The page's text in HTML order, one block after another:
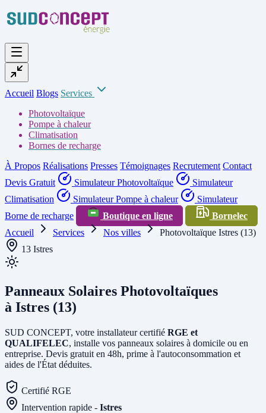
Accueil Blogs Services
Photovoltaïque
Pompe à chaleur
Climatisation
Bornes de recharge
À Propos Réalisations Presses Témoignages Recrutement Contact
Devis Gratuit
Simulateur Photovoltaïque
Simulateur
Climatisation
Simulateur Pompe à chaleur
Simulateur
Borne de recharge
Boutique en ligne
Bornelec
Accueil
Services Nos villes
Photovoltaïque Istres (13)
13 Istres
Panneaux Solaires Photovoltaïques
à Istres (13)
SUD CONCEPT, votre installateur certifié RGE et
QUALIFELEC, installe vos panneaux solaires à domicile ou en
entreprise. Devis gratuit en 48h, prime à l'autoconsommation et
aides de l'État déduites.
Certifié RGE
Intervention rapide - Istres